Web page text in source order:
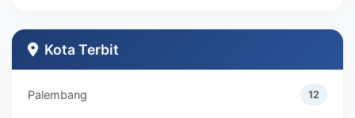
Teknik Industri
Kota Terbit
Palembang 12